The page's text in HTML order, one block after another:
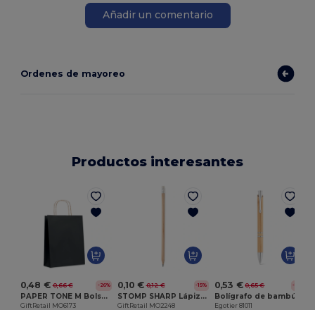
Añadir un comentario
Ordenes de mayoreo
Productos interesantes
0,48 € 0,66 € -26%
PAPER TONE M Bolsa papel mediana 90 gr/m²
GiftRetail MO6173
0,10 € 0,12 € -15%
STOMP SHARP Lápiz natural con goma
GiftRetail MO2248
0,53 € 0,65 € -18%
Egotier 81011